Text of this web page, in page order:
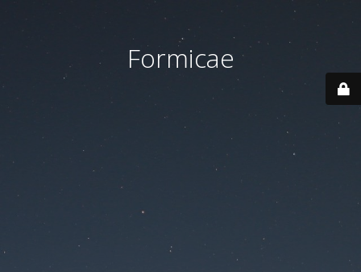
Formicae